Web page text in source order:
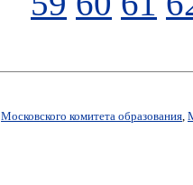
Московского комитета образования,